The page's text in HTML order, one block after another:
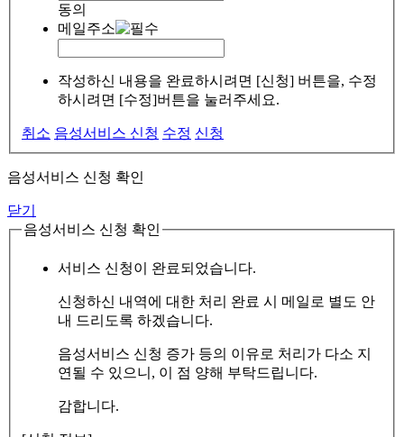
동의
메일주소
작성하신 내용을 완료하시려면 [신청] 버튼을, 수정
하시려면 [수정]버튼을 눌러주세요.
취소 음성서비스 신청 수정 신청
음성서비스 신청 확인
닫기
음성서비스 신청 확인
서비스 신청이 완료되었습니다.
신청하신 내역에 대한 처리 완료 시 메일로 별도 안
내 드리도록 하겠습니다.
음성서비스 신청 증가 등의 이유로 처리가 다소 지
연될 수 있으니, 이 점 양해 부탁드립니다.
감합니다.